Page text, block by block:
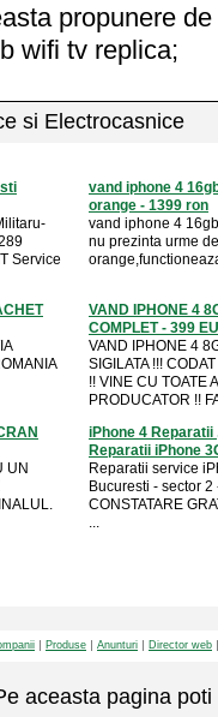
propunere
wifi tv replica;
si Electrocasnice
Service
vand iphone 4
orange - 1399 ron
vand iphone 4
nu prezinta urme
VAND IPHONE 4
COMPLET - 399
VAND IPHONE 4
SIGILATA !!!
!! VINE CU TOATE
PRODUCATOR !!
UN
iPhone 4 Reparatii
Reparatii iPhone
Reparatii service
Bucuresti - sector
CONSTATARE
...
Produse Anunturi Director web
aceasta pagina poti